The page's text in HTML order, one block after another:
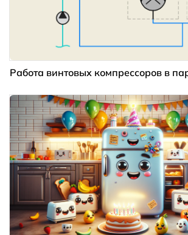
Работа винтовых компрессоров в